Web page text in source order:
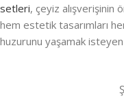
setleri, çeyiz alışverişinin
hem estetik tasarımları
huzurunu yaşamak